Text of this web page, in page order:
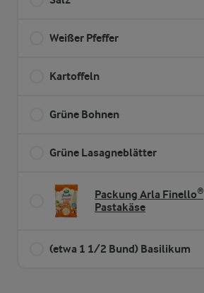
Weißer Pfeffer
Kartoffeln
Grüne Bohnen
Grüne Lasagneblätter
Packung Arla Finello®
Pastakäse
(etwa 1 1/2 Bund) Basilikum